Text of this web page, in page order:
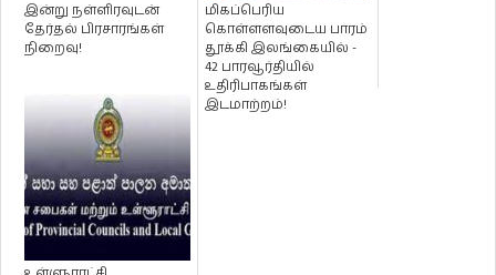
இன்று நள்ளிரவுடன்
தேர்தல் பிரசாரங்கள்
நிறைவு!
மிகப்பெரிய
கொள்ளளவுடைய பாரம்
தூக்கி இலங்கையில் -
42 பாரவூர்தியில்
உதிரிபாகங்கள்
இடமாற்றம்!